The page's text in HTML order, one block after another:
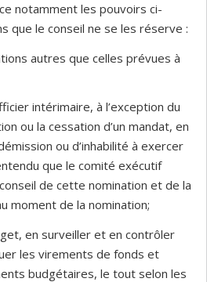
notamment les pouvoirs ci-
que le conseil ne se les réserve :
autres que celles prévues à
intérimaire, à l’exception du
ou la cessation d’un mandat, en
ou d’inhabilité à exercer
que le comité exécutif
de cette nomination et de la
moment de la nomination;
en surveiller et en contrôler
les virements de fonds et
budgétaires, le tout selon les